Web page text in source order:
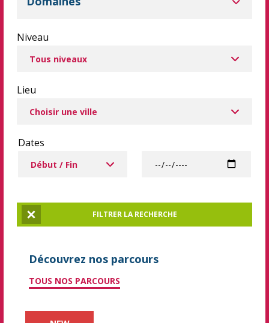
Niveau
Lieu
Dates
Dates à partir de
Réinitialiser la rechercheFILTRER LA RECHERCHE
Découvrez nos parcours
TOUS NOS PARCOURS